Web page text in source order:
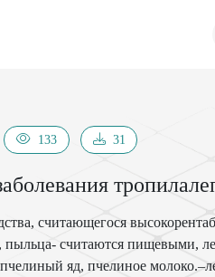
133 31
считающегося
пыльца- считаются пищевыми,
яд, пчелиное